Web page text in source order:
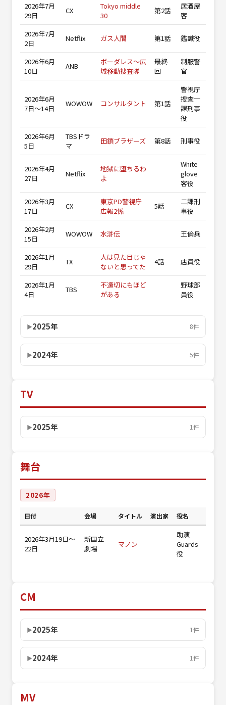
2026年7月
29日
CX
Tokyo middle
30
第2話
居酒屋
客
2026年7月
2日
Netflix ガス人間 第1話 鑑識役
2026年6月
10日
ANB
ボーダレス～広
域移動捜査隊
最終
回
制服警
官
2026年6月
7日〜14日
WOWOW コンサルタント 第1話
警視庁
捜査一
課刑事
役
2026年6月
5日
TBSドラ
マ
田鎖ブラザーズ 第8話 刑事役
2026年4月
27日
Netflix
地獄に堕ちるわ
よ
White
glove
客役
2026年3月
17日
CX
東京PD警視庁
広報2係
5話
二課刑
事役
2026年2月
15日
WOWOW 水滸伝 王倫兵
2026年1月
29日
TX
人は見た目じゃ
ないと思ってた
4話 店員役
2026年1月
4日
TBS
不適切にもほど
がある
野球部
員役
2025年 8件
2024年 5件
TV
2025年 1件
舞台
2026年
日付 会場 タイトル 演出家 役名
2026年3月19日〜
22日
新国立
劇場
マノン
助演
Guards
役
CM
2025年 1件
2024年 1件
MV